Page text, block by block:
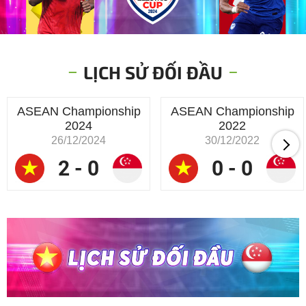
LỊCH SỬ ĐỐI ĐẦU
ASEAN Championship
2024
26/12/2024
2 - 0
ASEAN Championship
2022
30/12/2022
0 - 0